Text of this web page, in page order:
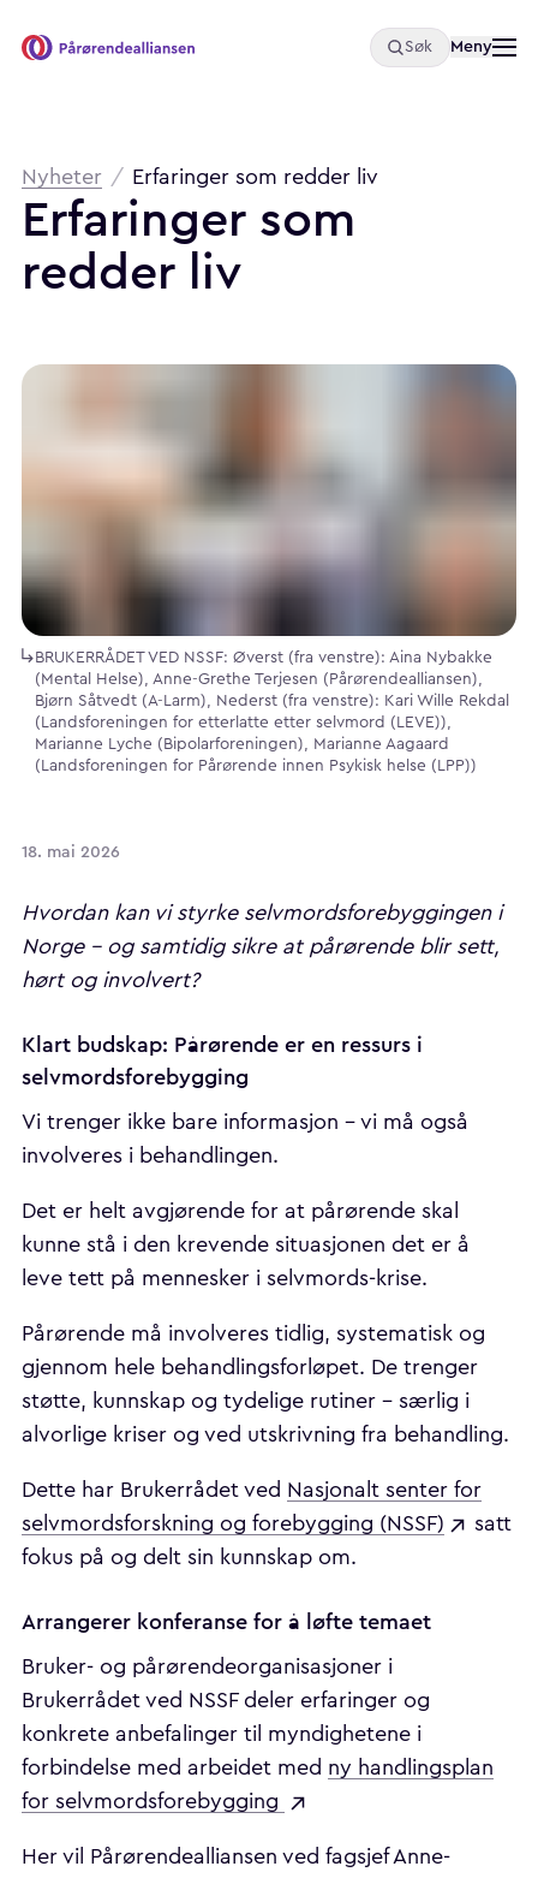
Pårørendealliansen Søk Åpne
Meny
Brødsmulesti
Nyheter / Erfaringer som redder liv
Erfaringer som
redder liv
BRUKERRÅDET VED NSSF: Øverst (fra venstre): Aina Nybakke
(Mental Helse), Anne-Grethe Terjesen (Pårørendealliansen),
Bjørn Såtvedt (A-Larm), Nederst (fra venstre): Kari Wille Rekdal
(Landsforeningen for etterlatte etter selvmord (LEVE)),
Marianne Lyche (Bipolarforeningen), Marianne Aagaard
(Landsforeningen for Pårørende innen Psykisk helse (LPP))
18. mai 2026
Hvordan kan vi styrke selvmordsforebyggingen i
Norge – og samtidig sikre at pårørende blir sett,
hørt og involvert?
Klart budskap: Pårørende er en ressurs i
selvmordsforebygging
Vi trenger ikke bare informasjon – vi må også
involveres i behandlingen.
Det er helt avgjørende for at pårørende skal
kunne stå i den krevende situasjonen det er å
leve tett på mennesker i selvmords-krise.
Pårørende må involveres tidlig, systematisk og
gjennom hele behandlingsforløpet. De trenger
støtte, kunnskap og tydelige rutiner – særlig i
alvorlige kriser og ved utskrivning fra behandling.
Dette har Brukerrådet ved Nasjonalt senter for
selvmordsforskning og forebygging (NSSF)
satt
fokus på og delt sin kunnskap om.
Arrangerer konferanse for å løfte temaet
Bruker- og pårørendeorganisasjoner i
Brukerrådet ved NSSF deler erfaringer og
konkrete anbefalinger til myndighetene i
forbindelse med arbeidet med ny handlingsplan
for selvmordsforebygging
Her vil Pårørendealliansen ved fagsjef Anne-